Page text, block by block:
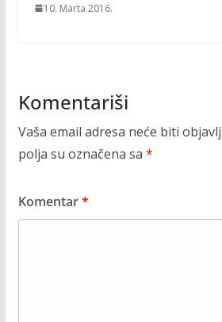
10. Marta 2016.
Komentariši
Vaša email adresa neće biti
polja su označena sa *
Komentar*